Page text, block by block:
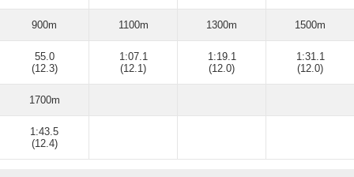
900m 1100m 1300m 1500m
55.0
(12.3)
1:07.1
(12.1)
1:19.1
(12.0)
1:31.1
(12.0)
1700m
1:43.5
(12.4)